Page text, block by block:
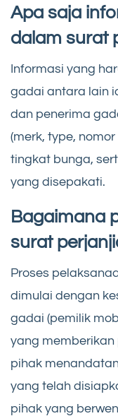
Apa saja
dalam surat
Informasi yang
gadai antara lain
dan penerima
(merk, type,
tingkat bunga,
yang disepakati.
Bagaimana
surat
Proses
dimulai dengan
gadai (pemilik
yang memberikan
pihak
yang telah
pihak yang